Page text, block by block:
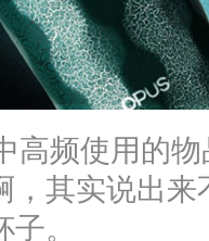
高频使用的
，其实说出来
。